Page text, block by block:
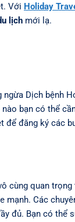
Với Holiday
lịch mới lạ.
Dịch bệnh
bạn có thể
đăng ký các
cùng quan
Các
đủ. Bạn có